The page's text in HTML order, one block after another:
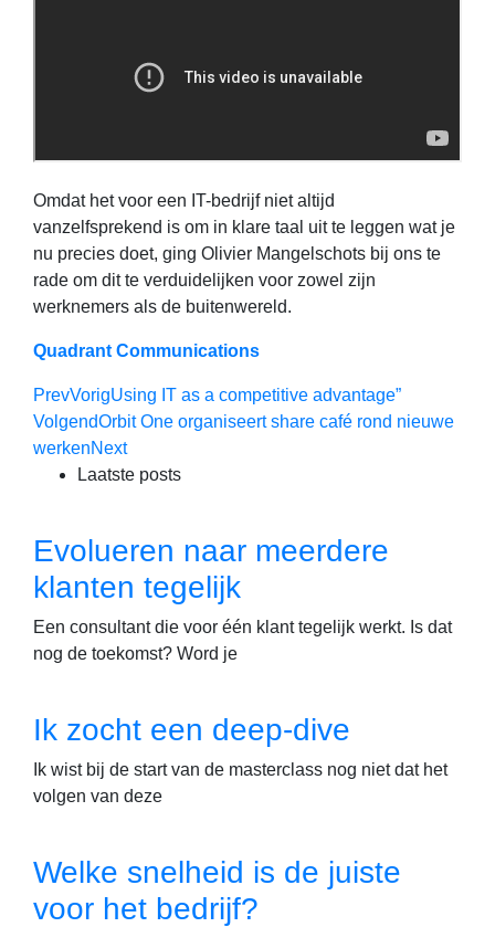
Omdat het voor een IT-bedrijf niet altijd
vanzelfsprekend is om in klare taal uit te leggen wat je
nu precies doet, ging Olivier Mangelschots bij ons te
rade om dit te verduidelijken voor zowel zijn
werknemers als de buitenwereld.
Quadrant Communications
PrevVorigUsing IT as a competitive advantage”
VolgendOrbit One organiseert share café rond nieuwe
werkenNext
Laatste posts
Evolueren naar meerdere
klanten tegelijk
Een consultant die voor één klant tegelijk werkt. Is dat
nog de toekomst? Word je
Ik zocht een deep-dive
Ik wist bij de start van de masterclass nog niet dat het
volgen van deze
Welke snelheid is de juiste
voor het bedrijf?